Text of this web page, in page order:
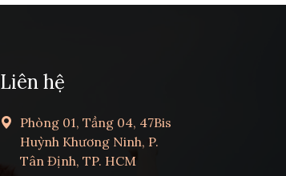
Liên hệ
Phòng 01, Tầng 04, 47Bis
Huỳnh Khương Ninh, P.
Tân Định, TP. HCM